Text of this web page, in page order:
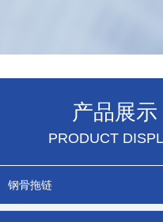
产品展示
PRODUCT
钢骨拖链